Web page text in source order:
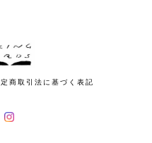
定商取引法に基づく表記